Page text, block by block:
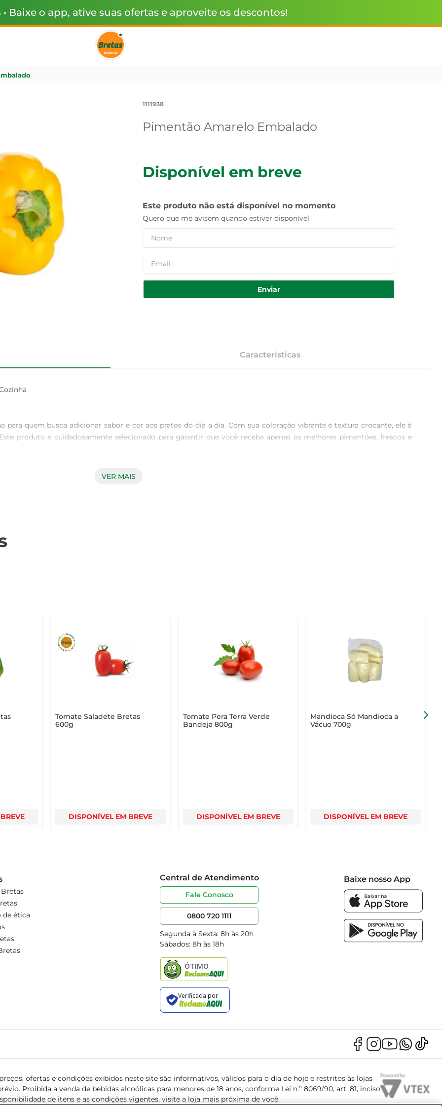
• Baixe o app, ative suas ofertas e aproveite os descontos!
1111938
Pimentão Amarelo Embalado
Disponível em breve
Este produto não está disponível no momento
Quero que me avisem quando estiver disponível
Enviar
Características
quem busca adicionar sabor e cor aos pratos do dia a dia. Com sua coloração vibrante e textura crocante, ele é
produto é cuidadosamente selecionado para garantir que você receba apenas os melhores pimentões, frescos e
vitaminas e antioxidantes, como a vitamina C e carotenoides, que ajudam a fortalecer o sistema imunológico e a
de forma prática, facilitando o transporte e o armazenamento. Ao escolher o pimentão amarelo embalado, você
refeições com sabor e nutrientes.
VER MAIS
Tomate Saladete Bretas
600g
DISPONÍVEL EM BREVE
Tomate Pera Terra Verde
Bandeja 800g
DISPONÍVEL EM BREVE
Mandioca Só Mandioca a
Vácuo 700g
DISPONÍVEL EM BREVE
de ética
Central de Atendimento
Fale Conosco
0800 720 1111
Segunda à Sexta: 8h às 20h
Sábados: 8h às 18h
Baixe nosso App
ofertas e condições exibidos neste site são informativos, válidos para o dia de hoje e restritos às lojas
Proibida a venda de bebidas alcoólicas para menores de 18 anos, conforme Lei n.º 8069/90, art. 81, inciso
de itens e as condições vigentes, visite a loja mais próxima de você.